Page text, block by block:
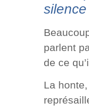
silence
parlent
de ce
La